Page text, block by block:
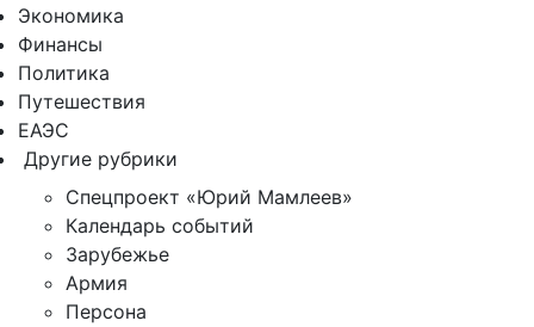
Экономика
Финансы
Политика
Путешествия
ЕАЭС
Другие рубрики
Спецпроект «Юрий Мамлеев»
Календарь событий
Зарубежье
Армия
Персона